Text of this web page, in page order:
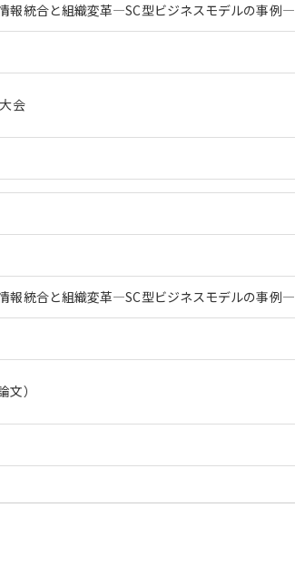
報統合と組織変革―SC型ビジネスモデルの事例―
会
報統合と組織変革―SC型ビジネスモデルの事例―
）